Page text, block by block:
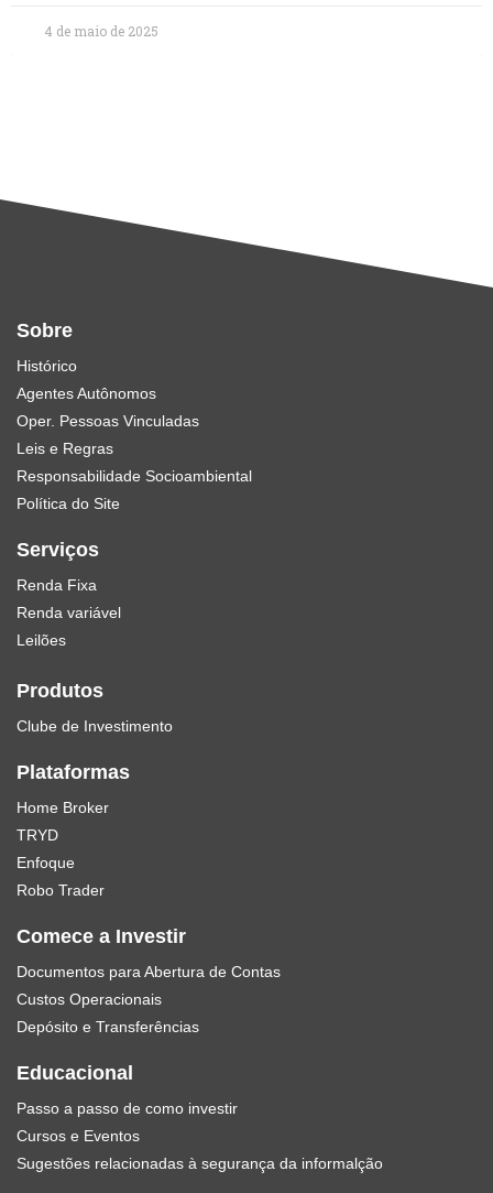
4 de maio de 2025
Sobre
Histórico
Agentes Autônomos
Oper. Pessoas Vinculadas
Leis e Regras
Responsabilidade Socioambiental
Política do Site
Serviços
Renda Fixa
Renda variável
Leilões
Produtos
Clube de Investimento
Plataformas
Home Broker
TRYD
Enfoque
Robo Trader
Comece a Investir
Documentos para Abertura de Contas
Custos Operacionais
Depósito e Transferências
Educacional
Passo a passo de como investir
Cursos e Eventos
Sugestões relacionadas à segurança da informalção